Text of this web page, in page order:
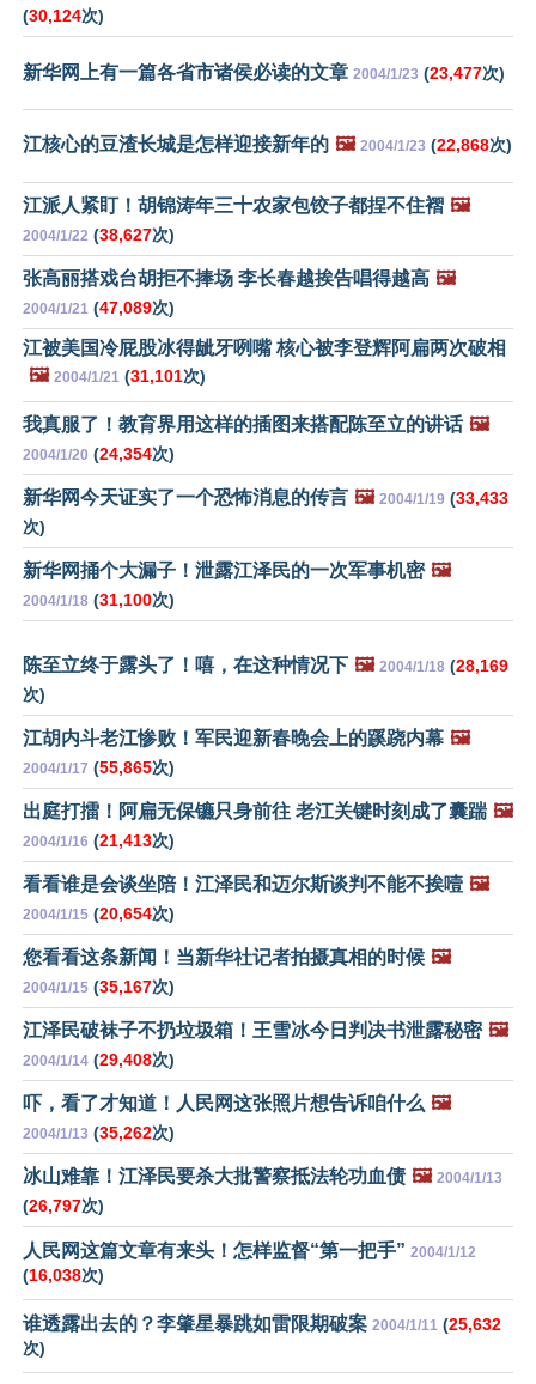
(30,124次)
新华网上有一篇各省市诸侯必读的文章 2004/1/23 (23,477次)
江核心的豆渣长城是怎样迎接新年的 🖼️ 2004/1/23 (22,868次)
江派人紧盯！胡锦涛年三十农家包饺子都捏不住褶 🖼️
2004/1/22 (38,627次)
张高丽搭戏台胡拒不捧场 李长春越挨告唱得越高 🖼️
2004/1/21 (47,089次)
江被美国冷屁股冰得龇牙咧嘴 核心被李登辉阿扁两次破相
🖼️ 2004/1/21 (31,101次)
我真服了！教育界用这样的插图来搭配陈至立的讲话 🖼️
2004/1/20 (24,354次)
新华网今天证实了一个恐怖消息的传言 🖼️ 2004/1/19 (33,433
次)
新华网捅个大漏子！泄露江泽民的一次军事机密 🖼️
2004/1/18 (31,100次)
陈至立终于露头了！嘻，在这种情况下 🖼️ 2004/1/18 (28,169
次)
江胡内斗老江惨败！军民迎新春晚会上的蹊跷内幕 🖼️
2004/1/17 (55,865次)
出庭打擂！阿扁无保镳只身前往 老江关键时刻成了囊踹 🖼️
2004/1/16 (21,413次)
看看谁是会谈坐陪！江泽民和迈尔斯谈判不能不挨噎 🖼️
2004/1/15 (20,654次)
您看看这条新闻！当新华社记者拍摄真相的时候 🖼️
2004/1/15 (35,167次)
江泽民破袜子不扔垃圾箱！王雪冰今日判决书泄露秘密 🖼️
2004/1/14 (29,408次)
吓，看了才知道！人民网这张照片想告诉咱什么 🖼️
2004/1/13 (35,262次)
冰山难靠！江泽民要杀大批警察抵法轮功血债 🖼️ 2004/1/13
(26,797次)
人民网这篇文章有来头！怎样监督“第一把手” 2004/1/12
(16,038次)
谁透露出去的？李肇星暴跳如雷限期破案 2004/1/11 (25,632
次)